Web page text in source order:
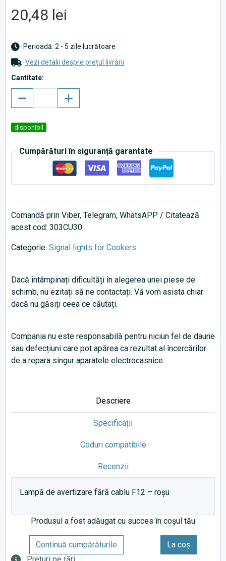
20,48 lei
Perioadă: 2 - 5 zile lucrătoare
Vezi detalii despre prețul livrării
Cantitate:
disponibil
Cumpărături în siguranță garantate
Comandă prin Viber, Telegram, WhatsAPP / Citatează
acest cod: 303CU30
Categorie: Signal lights for Cookers
Dacă întâmpinați dificultăți în alegerea unei piese de
schimb, nu ezitați să ne contactați. Vă vom asista chiar
dacă nu găsiți ceea ce căutați.
Compania nu este responsabilă pentru niciun fel de daune
sau defecțiuni care pot apărea ca rezultat al încercărilor
de a repara singur aparatele electrocasnice.
Descriere
Specificații
Coduri compatibile
Recenzii
Lampă de avertizare fără cablu F12 – roșu
Produsul a fost adăugat cu succes în coșul tău
Continuă cumpărăturile
La coș